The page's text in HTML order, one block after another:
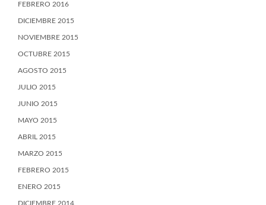
FEBRERO 2016
DICIEMBRE 2015
NOVIEMBRE 2015
OCTUBRE 2015
AGOSTO 2015
JULIO 2015
JUNIO 2015
MAYO 2015
ABRIL 2015
MARZO 2015
FEBRERO 2015
ENERO 2015
DICIEMBRE 2014